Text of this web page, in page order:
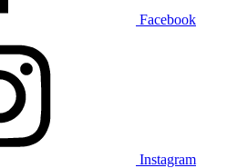
Facebook
Instagram